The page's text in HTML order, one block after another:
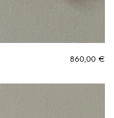
860,00 €